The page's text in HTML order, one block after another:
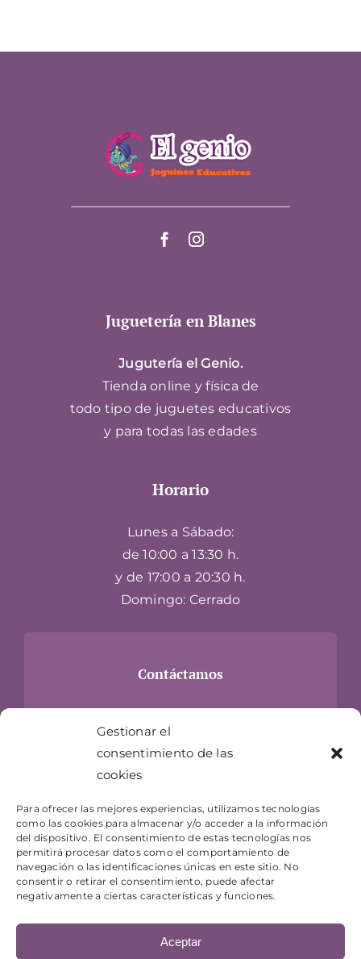
Gestionar el
consentimiento de las
cookies
Para ofrecer las mejores experiencias, utilizamos tecnologías
como las cookies para almacenar y/o acceder a la información
del dispositivo. El consentimiento de estas tecnologías nos
permitirá procesar datos como el comportamiento de
navegación o las identificaciones únicas en este sitio. No
consentir o retirar el consentimiento, puede afectar
negativamente a ciertas características y funciones.
Aceptar
Juguetería en Blanes
Jugutería el Genio.
Tienda online y física de
todo tipo de juguetes educativos
y para todas las edades
Horario
Lunes a Sábado:
de 10:00 a 13:30 h.
y de 17:00 a 20:30 h.
Domingo: Cerrado
Contáctamos
17300 Blanes, Girona
info@jugueteriaelgenio.com
T- 872 073 983